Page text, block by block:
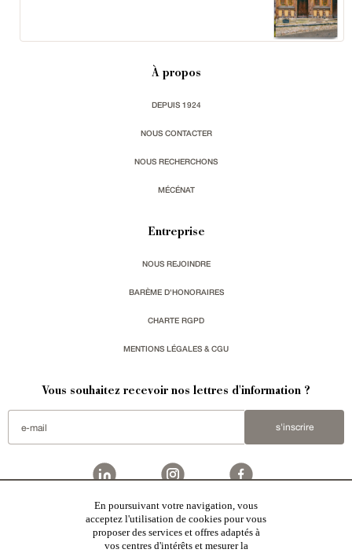
À propos
DEPUIS 1924
NOUS CONTACTER
NOUS RECHERCHONS
MÉCÉNAT
Entreprise
NOUS REJOINDRE
BARÈME D'HONORAIRES
CHARTE RGPD
MENTIONS LÉGALES & CGU
Vous souhaitez recevoir nos lettres d'information ?
s'inscrire
Patrice Besse est une agence immobilière basée à Paris, ayant créé un réseau national spécialisé
dans la vente de bâtiments de caractère:
demeures & maisons
appartements,Architecture du 20ème S.,monuments historiques
mas & corps de ferme,maisons de village,chalets
En poursuivant votre navigation, vous
acceptez l'utilisation de cookies pour vous
proposer des services et offres adaptés à
vos centres d'intérêts et mesurer la